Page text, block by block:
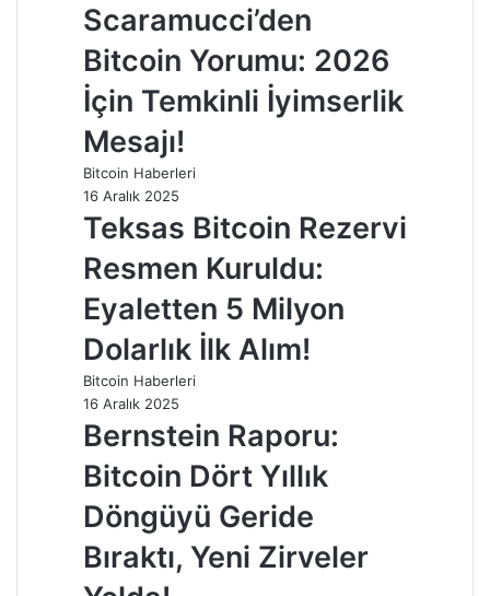
Scaramucci’den
Bitcoin Yorumu: 2026
İçin Temkinli İyimserlik
Mesajı!
Bitcoin Haberleri
16 Aralık 2025
Teksas Bitcoin Rezervi
Resmen Kuruldu:
Eyaletten 5 Milyon
Dolarlık İlk Alım!
Bitcoin Haberleri
16 Aralık 2025
Bernstein Raporu:
Bitcoin Dört Yıllık
Döngüyü Geride
Bıraktı, Yeni Zirveler